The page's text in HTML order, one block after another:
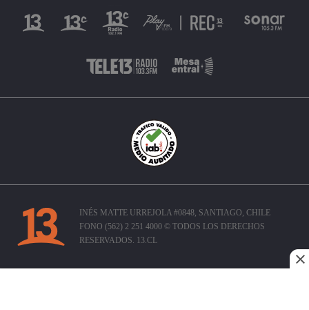
INÉS MATTE URREJOLA #0848, SANTIAGO, CHILE
FONO (562) 2 251 4000 © TODOS LOS DERECHOS
RESERVADOS. 13.CL